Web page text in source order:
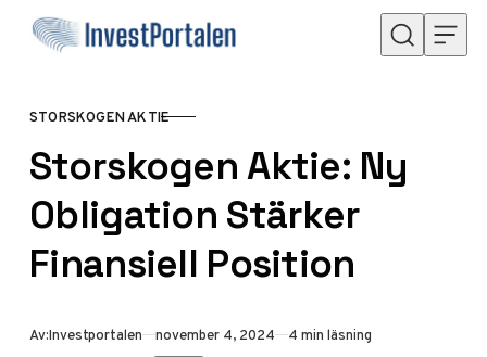
Hoppa till innehåll
KATEGORI
STORSKOGEN AKTIE
Storskogen Aktie: Ny
Obligation Stärker
Finansiell Position
Av:Investportalen Publicerad
november 4, 2024 4 min läsning